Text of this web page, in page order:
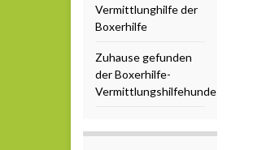
Vermittlunghilfe der
Boxerhilfe
Zuhause gefunden
der Boxerhilfe-
Vermittlungshilfehunde